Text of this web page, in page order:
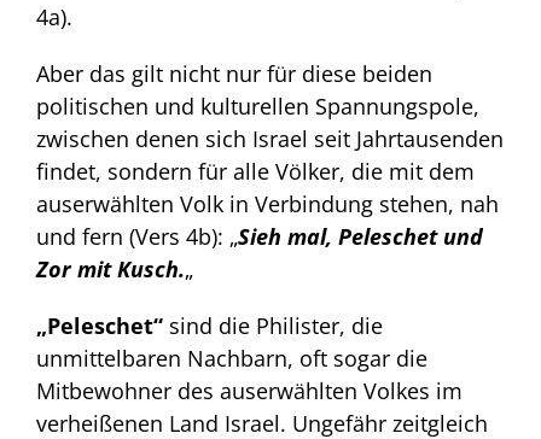
4a).
Aber das gilt nicht nur für diese beiden
politischen und kulturellen Spannungspole,
zwischen denen sich Israel seit Jahrtausenden
findet, sondern für alle Völker, die mit dem
auserwählten Volk in Verbindung stehen, nah
und fern (Vers 4b): „Sieh mal, Peleschet und
Zor mit Kusch.„
„Peleschet“sind die Philister, die
unmittelbaren Nachbarn, oft sogar die
Mitbewohner des auserwählten Volkes im
verheißenen Land Israel. Ungefähr zeitgleich